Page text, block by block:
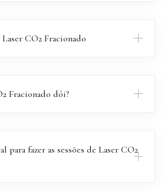
CO2 Fracionado
Fracionado dói?
para fazer as sessões de Laser CO2